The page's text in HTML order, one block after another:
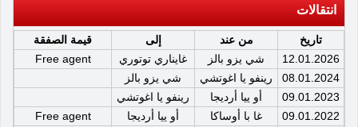
انتقالات
تاريخ من عند إلى
قيمة الصفقة
12.01.2026
شي يزو بالز غايناري توتوري
Free agent
08.01.2024
رينفو يا اغوتشي
شي يزو بالز
09.01.2023
أو ييا أرديجا
رينفو يا اغوتشي
09.01.2022
غا با أوساكا أو ييا أرديجا
Free agent